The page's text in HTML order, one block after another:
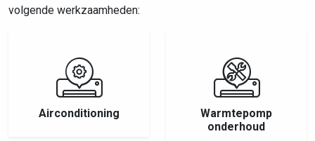
volgende werkzaamheden:
Airconditioning
Warmtepomp
onderhoud